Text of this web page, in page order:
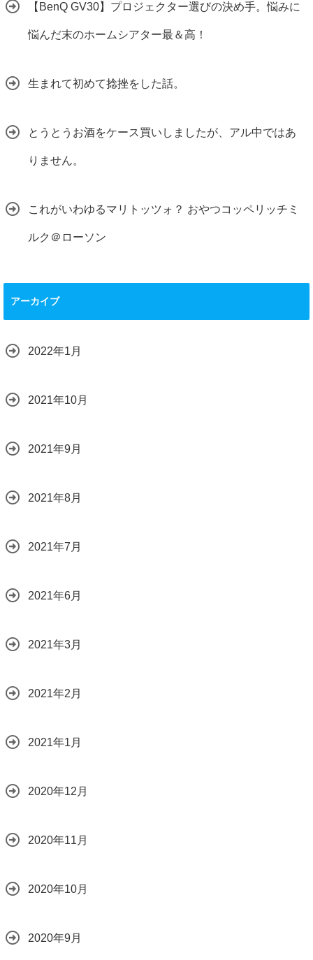
【BenQ GV30】プロジェクター選びの決め手。悩みに
悩んだ末のホームシアター最＆高！
生まれて初めて捻挫をした話。
とうとうお酒をケース買いしましたが、アル中ではあ
りません。
これがいわゆるマリトッツォ？ おやつコッペリッチミ
ルク＠ローソン
アーカイブ
2022年1月
2021年10月
2021年9月
2021年8月
2021年7月
2021年6月
2021年3月
2021年2月
2021年1月
2020年12月
2020年11月
2020年10月
2020年9月